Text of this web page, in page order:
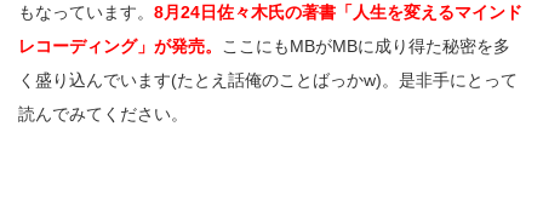
もなっています。 8月24日佐々木氏の著書「人生を変えるマインド
レコーディング」が発売。
ここにもMBがMBに成り得た秘密を多
く盛り込んでいます(たとえ話俺のことばっかw)。是非手にとって
読んでみてください。